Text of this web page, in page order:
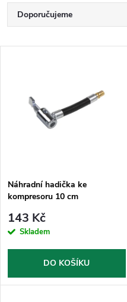
Ř
a
p
r
o
d
Doporučujeme
Abecedně
s
p
r
Náhradní hadička ke
kompresoru 10 cm
143 Kč
Skladem
DO KOŠÍKU